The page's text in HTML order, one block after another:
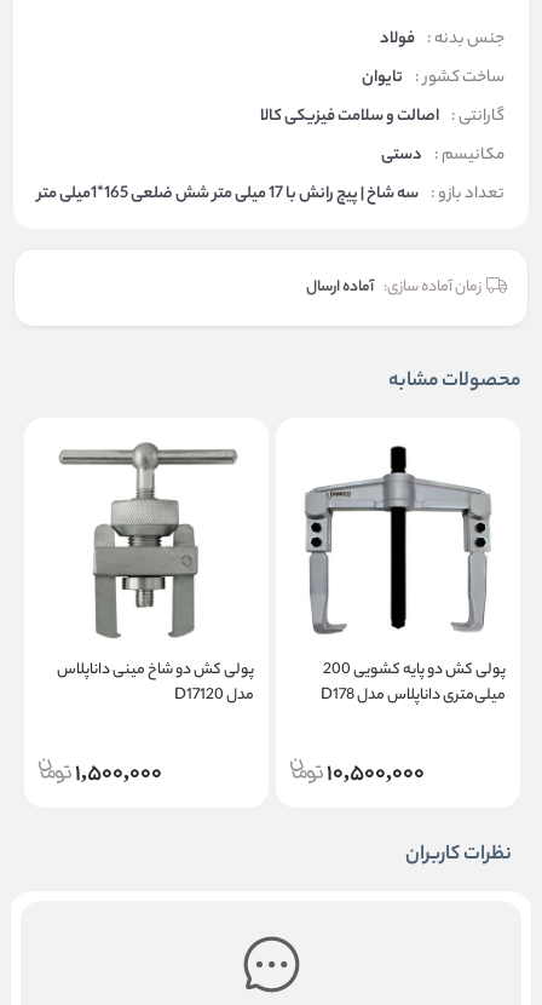
جنس بدنه : فولاد
ساخت کشور : تایوان
گارانتی : اصالت و سلامت فیزیکی کالا
مکانیسم : دستی
تعداد بازو : سه شاخ | پیچ رانش با 17 میلی متر شش ضلعی 165*1میلی متر
زمان آماده سازی: آماده ارسال
محصولات مشابه
پولی کش دو پایه کشویی 200
میلی‌متری داناپلاس مدل D178
10,500,000
پولی کش دو شاخ مینی داناپلاس
مدل D17120
1,500,000
نظرات کاربران